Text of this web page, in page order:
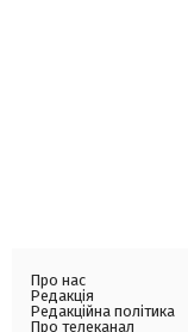
Про нас
Редакція
Редакційна політика
Про телеканал